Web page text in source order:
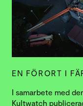
EN FÖRORT I
I samarbete med
Kultwatch